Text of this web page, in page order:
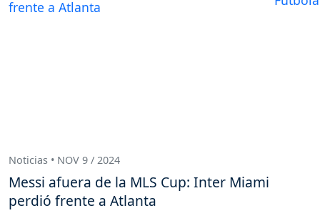
Noticias • NOV 9 / 2024
Messi afuera de la MLS Cup: Inter Miami
perdió frente a Atlanta